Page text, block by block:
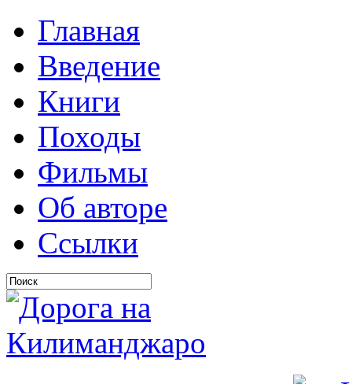
Главная
Введение
Книги
Походы
Фильмы
Об авторе
Ссылки